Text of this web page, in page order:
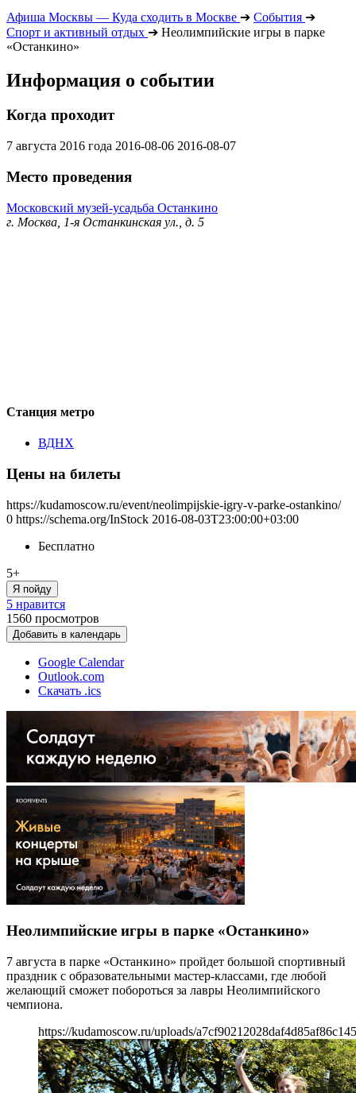
Афиша Москвы — Куда сходить в Москве ➔ События ➔
Спорт и активный отдых ➔ Неолимпийские игры в парке
«Останкино»
Информация о событии
Когда проходит
7 августа 2016 года 2016-08-06 2016-08-07
Место проведения
Московский музей-усадьба Останкино
г. Москва, 1-я Останкинская ул., д. 5
Станция метро
ВДНХ
Цены на билеты
https://kudamoscow.ru/event/neolimpijskie-igry-v-parke-ostankino/
0 https://schema.org/InStock 2016-08-03T23:00:00+03:00
Бесплатно
5+
Я пойду
5 нравится
1560 просмотров
Добавить в календарь
Google Calendar
Outlook.com
Скачать .ics
Неолимпийские игры в парке «Останкино»
7 августа в парке «Останкино» пройдет большой спортивный
праздник с образовательными мастер-классами, где любой
желающий сможет побороться за лавры Неолимпийского
чемпиона.
https://kudamoscow.ru/uploads/